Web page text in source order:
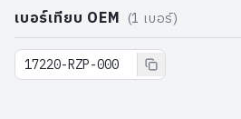
เบอร์เทียบ OEM (1 เบอร์)
17220-RZP-000